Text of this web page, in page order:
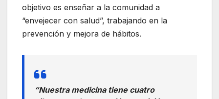
objetivo es enseñar a la comunidad a
“envejecer con salud”, trabajando en la
prevención y mejora de hábitos.
“Nuestra medicina tiene cuatro